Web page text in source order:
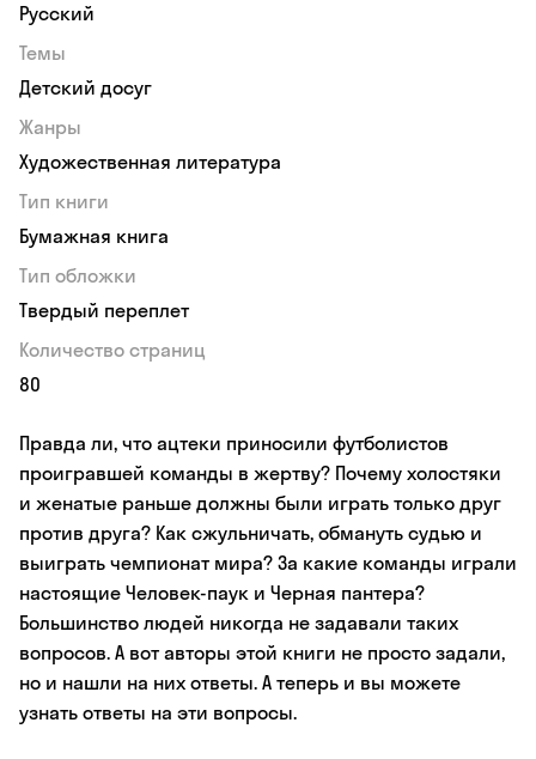
Русский
Темы
Детский досуг
Жанры
Художественная литература
Тип книги
Бумажная книга
Тип обложки
Твердый переплет
Количество страниц
80
Правда ли, что ацтеки приносили футболистов
проигравшей команды в жертву? Почему холостяки
и женатые раньше должны были играть только друг
против друга? Как сжульничать, обмануть судью и
выиграть чемпионат мира? За какие команды играли
настоящие Человек-паук и Черная пантера?
Большинство людей никогда не задавали таких
вопросов. А вот авторы этой книги не просто задали,
но и нашли на них ответы. А теперь и вы можете
узнать ответы на эти вопросы.